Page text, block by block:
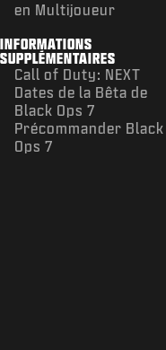
en Multijoueur
INFORMATIONS
SUPPLÉMENTAIRES
Call of Duty: NEXT
Dates de la Bêta de
Black Ops 7
Précommander Black
Ops 7